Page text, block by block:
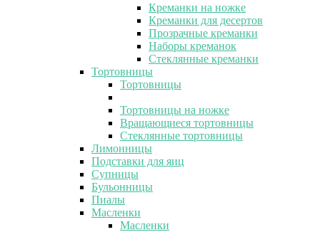
Креманки на ножке
Креманки для десертов
Прозрачные креманки
Наборы креманок
Стеклянные креманки
Тортовницы
Тортовницы
Тортовницы на ножке
Вращающиеся тортовницы
Стеклянные тортовницы
Лимонницы
Подставки для яиц
Супницы
Бульонницы
Пиалы
Масленки
Масленки